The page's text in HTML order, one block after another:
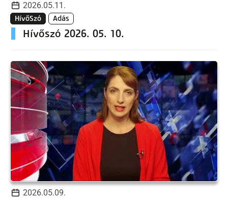
2026.05.11.
HívőSzó Adás
Hívőszó 2026. 05. 10.
2026.05.09.